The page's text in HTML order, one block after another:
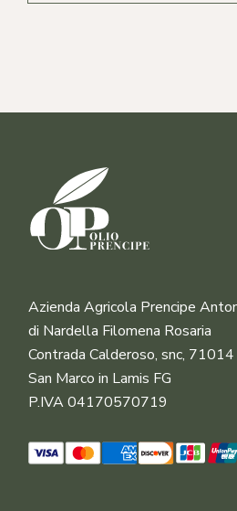
Azienda Agricola Prencipe
di Nardella Filomena Rosaria
Contrada Calderoso, snc, 71014
San Marco in Lamis FG
P.IVA 04170570719